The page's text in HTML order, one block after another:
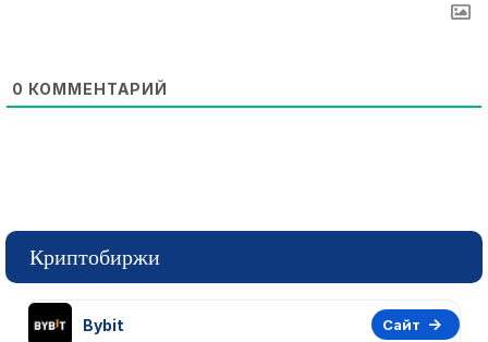
0 КОММЕНТАРИЙ
Криптобиржи
Bybit Сайт